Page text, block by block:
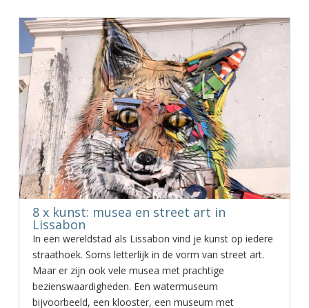
8 x kunst: musea en street art in
Lissabon
In een wereldstad als Lissabon vind je kunst op iedere
straathoek. Soms letterlijk in de vorm van street art.
Maar er zijn ook vele musea met prachtige
bezienswaardigheden. Een watermuseum
bijvoorbeeld, een klooster, een museum met